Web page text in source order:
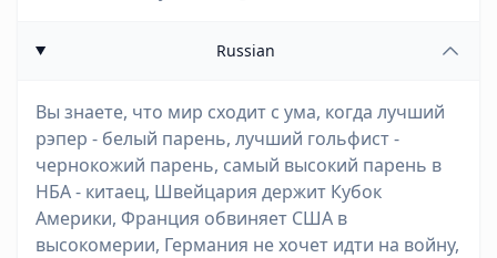
Russian
Вы знаете, что мир сходит с ума, когда лучший
рэпер - белый парень, лучший гольфист -
чернокожий парень, самый высокий парень в
НБА - китаец, Швейцария держит Кубок
Америки, Франция обвиняет США в
высокомерии, Германия не хочет идти на войну,